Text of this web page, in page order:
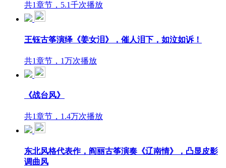
共1章节，5.1千次播放
王钰古筝演绎《姜女泪》，催人泪下，如泣如诉！
共1章节，1万次播放
《战台风》
共1章节，1.4万次播放
东北风格代表作，阎丽古筝演奏《辽南情》，凸显皮影
调曲风